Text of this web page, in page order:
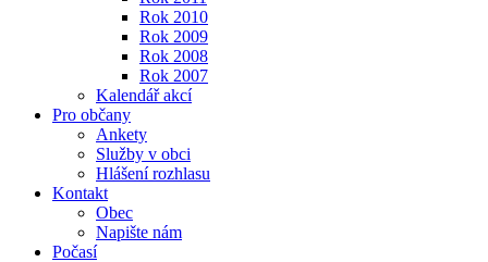
Rok 2010
Rok 2009
Rok 2008
Rok 2007
Kalendář akcí
Pro občany
Ankety
Služby v obci
Hlášení rozhlasu
Kontakt
Obec
Napište nám
Počasí